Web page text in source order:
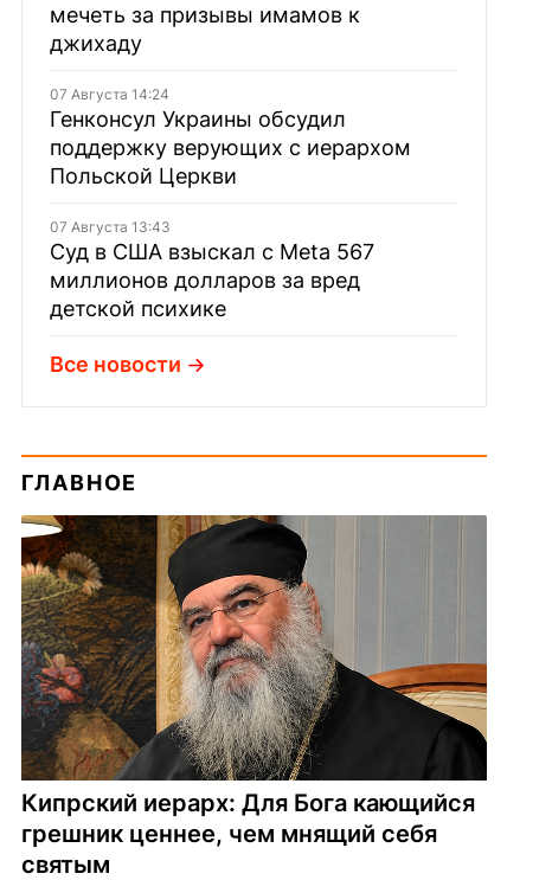
мечеть за призывы имамов к
джихаду
07 Августа 14:24
Генконсул Украины обсудил
поддержку верующих с иерархом
Польской Церкви
07 Августа 13:43
Суд в США взыскал с Meta 567
миллионов долларов за вред
детской психике
Все новости
ГЛАВНОЕ
Кипрский иерарх: Для Бога кающийся
грешник ценнее, чем мнящий себя
святым